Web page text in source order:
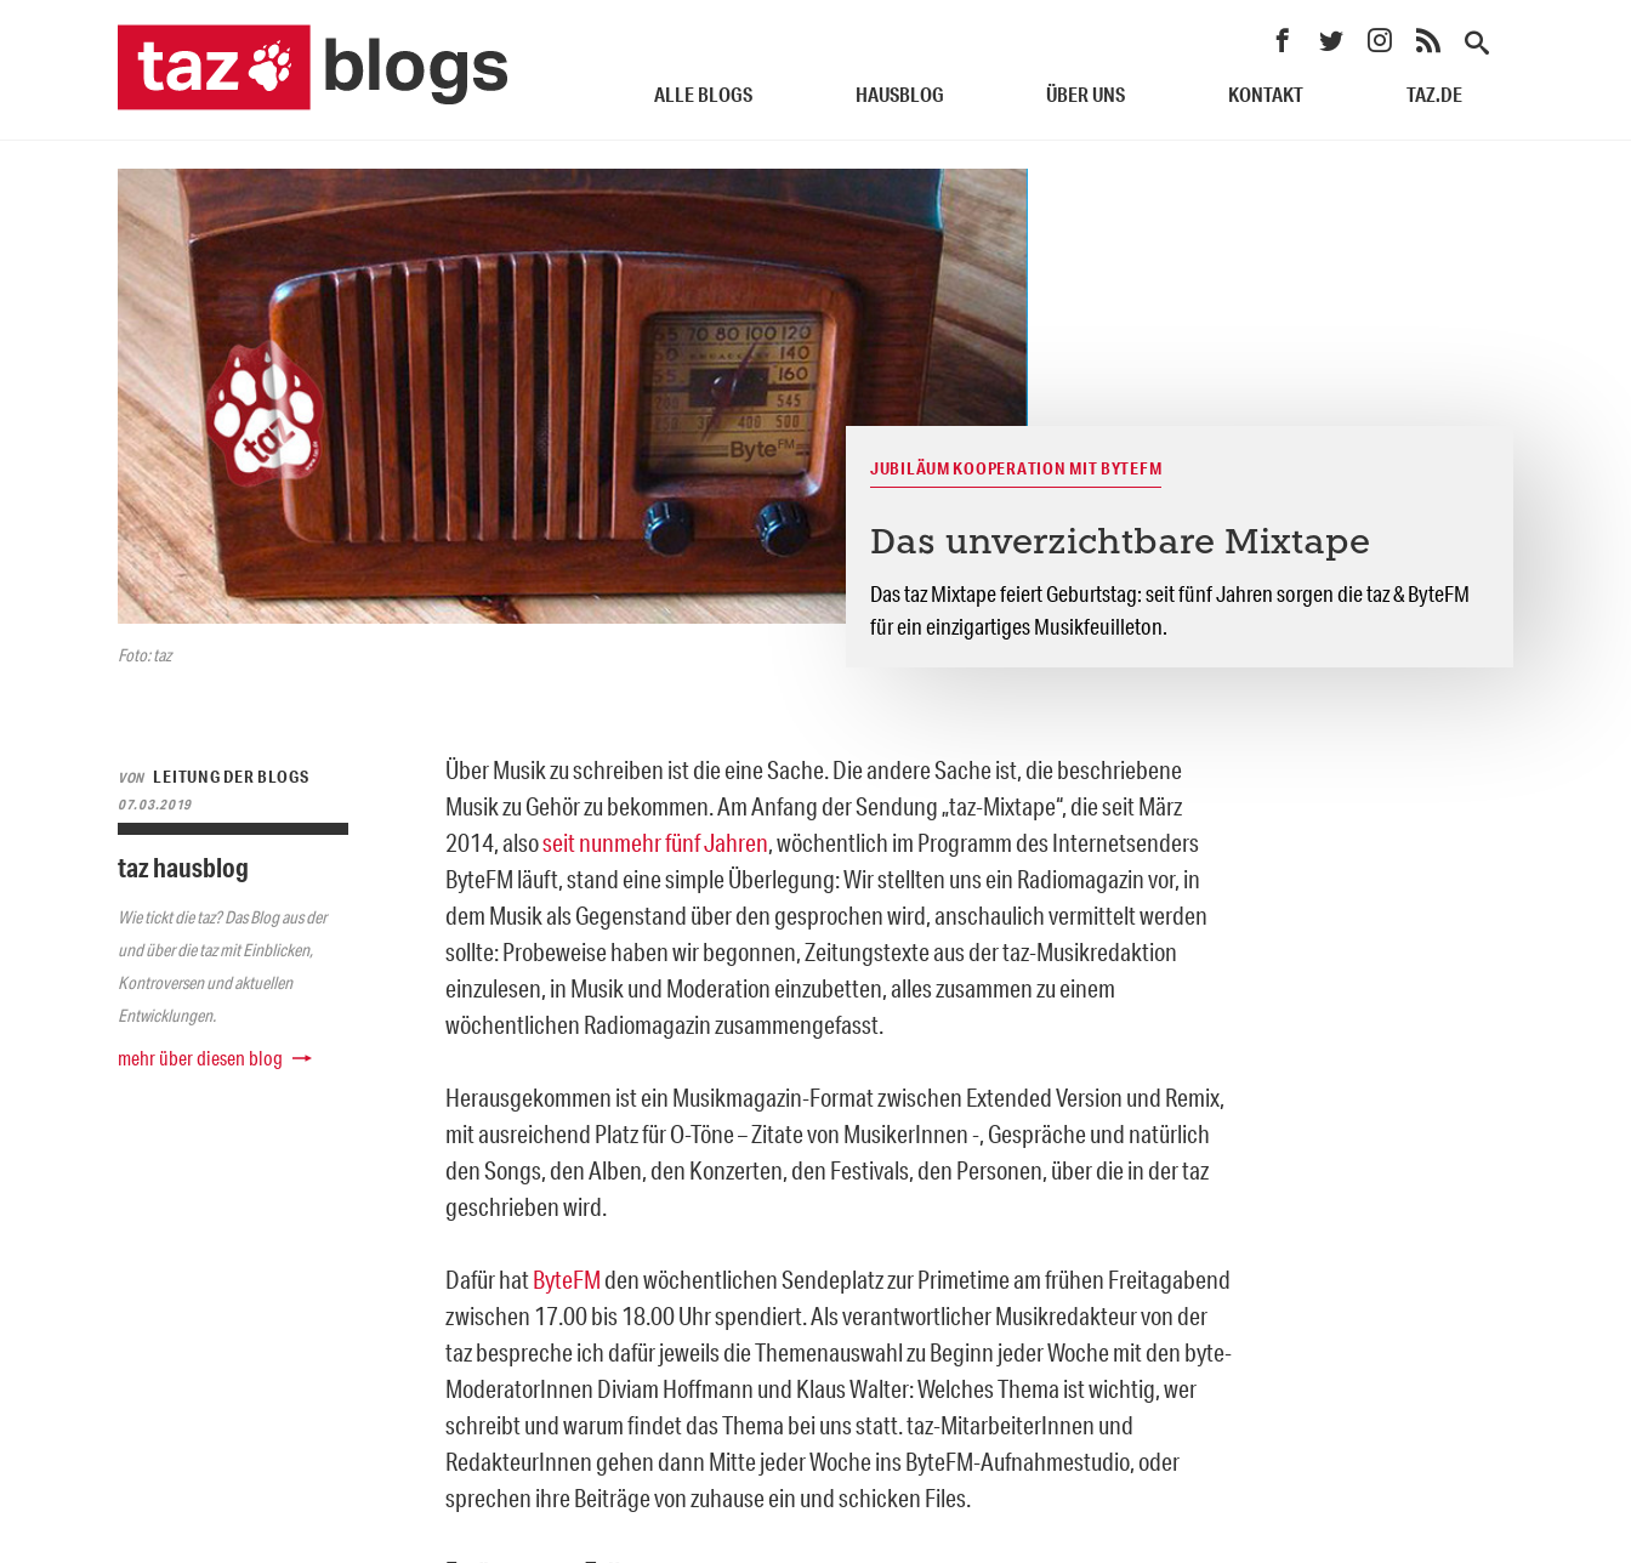
ALLE BLOGS HAUSBLOG ÜBER UNS KONTAKT TAZ.DE
Foto: taz
JUBILÄUM KOOPERATION MIT BYTEFM
Das unverzichtbare Mixtape
Das taz Mixtape feiert Geburtstag: seit fünf Jahren sorgen die taz & ByteFM
für ein einzigartiges Musikfeuilleton.
VON LEITUNG DER BLOGS
07.03.2019
taz hausblog
Wie tickt die taz? Das Blog aus der
und über die taz mit Einblicken,
Kontroversen und aktuellen
Entwicklungen.
mehr über diesen blog
Über Musik zu schreiben ist die eine Sache. Die andere Sache ist, die beschriebene
Musik zu Gehör zu bekommen. Am Anfang der Sendung „taz-Mixtape“, die seit März
2014, alsoseit nunmehr fünf Jahren, wöchentlich im Programm des Internetsenders
ByteFM läuft, stand eine simple Überlegung: Wir stellten uns ein Radiomagazin vor, in
dem Musik als Gegenstand über den gesprochen wird, anschaulich vermittelt werden
sollte: Probeweise haben wir begonnen, Zeitungstexte aus der taz-Musikredaktion
einzulesen, in Musik und Moderation einzubetten, alles zusammen zu einem
wöchentlichen Radiomagazin zusammengefasst.
Herausgekommen ist ein Musikmagazin-Format zwischen Extended Version und Remix,
mit ausreichend Platz für O-Töne – Zitate von MusikerInnen -, Gespräche und natürlich
den Songs, den Alben, den Konzerten, den Festivals, den Personen, über die in der taz
geschrieben wird.
Dafür hatByteFMden wöchentlichen Sendeplatz zur Primetime am frühen Freitagabend
zwischen 17.00 bis 18.00 Uhr spendiert. Als verantwortlicher Musikredakteur von der
taz bespreche ich dafür jeweils die Themenauswahl zu Beginn jeder Woche mit den byte-
ModeratorInnen Diviam Hoffmann und Klaus Walter: Welches Thema ist wichtig, wer
schreibt und warum findet das Thema bei uns statt. taz-MitarbeiterInnen und
RedakteurInnen gehen dann Mitte jeder Woche ins ByteFM-Aufnahmestudio, oder
sprechen ihre Beiträge von zuhause ein und schicken Files.